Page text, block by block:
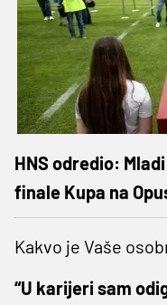
HNS odredio:
finale Kupa na
Kakvo je Vaše
“U karijeri sam